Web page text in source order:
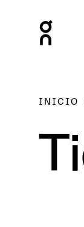
INICIO